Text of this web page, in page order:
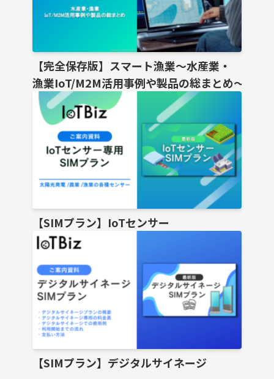
【完全保存版】スマート漁業〜水産業・
漁業IoT/M2M活用事例や製品の総まとめ〜
【SIMプラン】IoTセンサー
【SIMプラン】デジタルサイネージ